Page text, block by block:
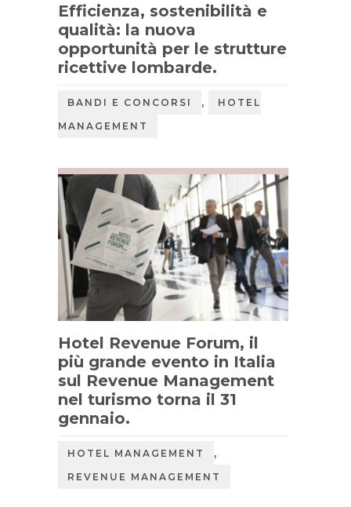
Efficienza, sostenibilità e
qualità: la nuova
opportunità per le strutture
ricettive lombarde.
BANDI E CONCORSI ,
HOTEL
MANAGEMENT
Hotel Revenue Forum, il
più grande evento in Italia
sul Revenue Management
nel turismo torna il 31
gennaio.
HOTEL MANAGEMENT ,
REVENUE MANAGEMENT